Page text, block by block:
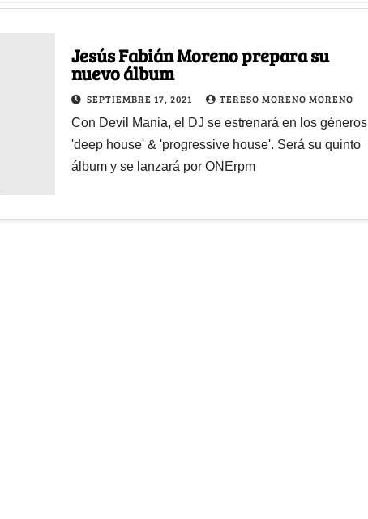
Jesús Fabián Moreno prepara su
nuevo álbum
SEPTIEMBRE 17, 2021 TERESO MORENO MORENO
Con Devil Mania, el DJ se estrenará en los géneros
'deep house' & 'progressive house'. Será su quinto
álbum y se lanzará por ONErpm